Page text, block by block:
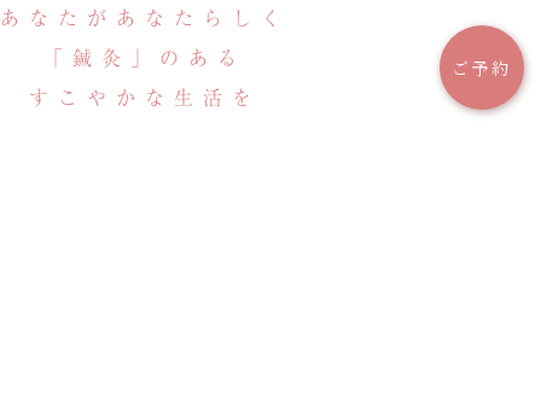
ご予約
あなたがあなたらしく
「鍼灸」のある
すこやかな生活を